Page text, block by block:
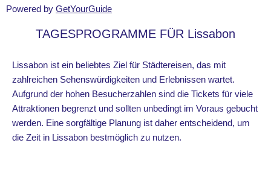
Powered by GetYourGuide
TAGESPROGRAMME FÜR Lissabon
Lissabon ist ein beliebtes Ziel für Städtereisen, das mit
zahlreichen Sehenswürdigkeiten und Erlebnissen wartet.
Aufgrund der hohen Besucherzahlen sind die Tickets für viele
Attraktionen begrenzt und sollten unbedingt im Voraus gebucht
werden. Eine sorgfältige Planung ist daher entscheidend, um
die Zeit in Lissabon bestmöglich zu nutzen.